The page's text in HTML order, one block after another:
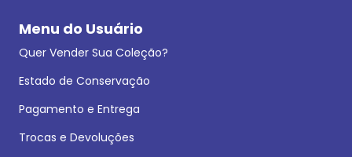
Menu do Usuário
Quer Vender Sua Coleção?
Estado de Conservação
Pagamento e Entrega
Trocas e Devoluções